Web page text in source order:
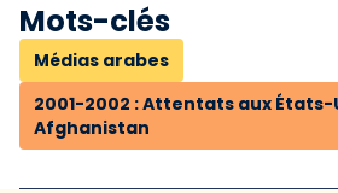
Mots-clés
Médias arabes
2001-2002 : Attentats aux
Afghanistan